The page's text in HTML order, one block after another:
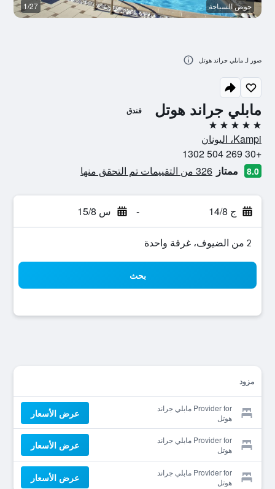
مابلي جراند هوتل فندق
5 نجوم
Kampi، اليونان
+30 269 504 1302
8.0 ممتاز 326 من التقييمات تم التحقق منها
ج 14/8 - س 15/8
2 من الضيوف، غرفة واحدة
بحث
مزود
Provider for مابلي جراند
هوتل
عرض الأسعار
Provider for مابلي جراند
هوتل
عرض الأسعار
Provider for مابلي جراند
هوتل
عرض الأسعار
حوض السباحة 1/27
صور لـ مابلي جراند هوتل